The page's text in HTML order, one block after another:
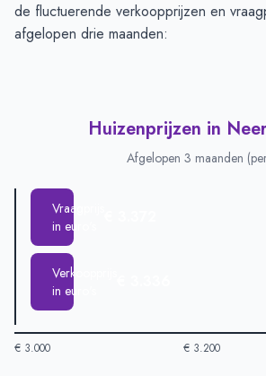
de fluctuerende verkoopprijzen en
afgelopen drie maanden:
Huizenprijzen in
Afgelopen 3 maanden
Vraagprijs
in euro's
Verkoopprijs
in euro's
€ 3.000 € 3.200